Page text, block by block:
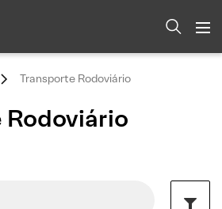
Transporte Rodoviário